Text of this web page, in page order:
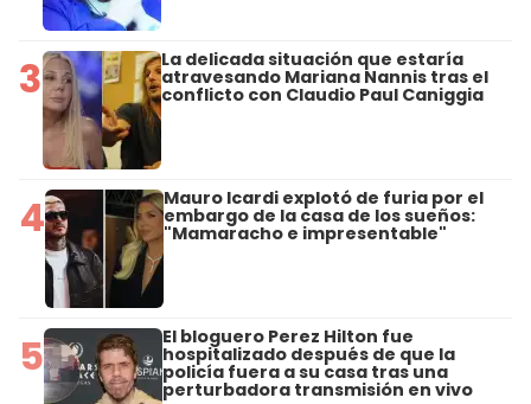
3 La delicada situación que estaría
atravesando Mariana Nannis tras el
conflicto con Claudio Paul Caniggia
4 Mauro Icardi explotó de furia por el
embargo de la casa de los sueños:
"Mamaracho e impresentable"
5 El bloguero Perez Hilton fue
hospitalizado después de que la
policía fuera a su casa tras una
perturbadora transmisión en vivo